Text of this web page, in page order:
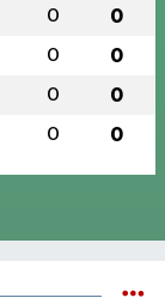
0 0
0 0
0 0
0 0